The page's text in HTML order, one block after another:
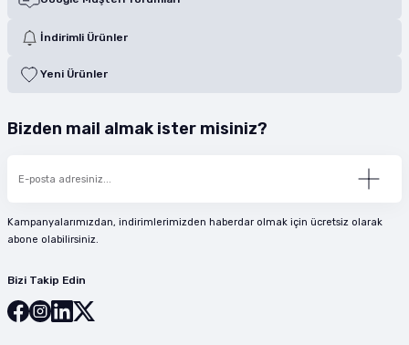
İndirimli Ürünler
Yeni Ürünler
Bizden mail almak ister misiniz?
Kampanyalarımızdan, indirimlerimizden haberdar olmak için ücretsiz olarak
abone olabilirsiniz.
Bizi Takip Edin